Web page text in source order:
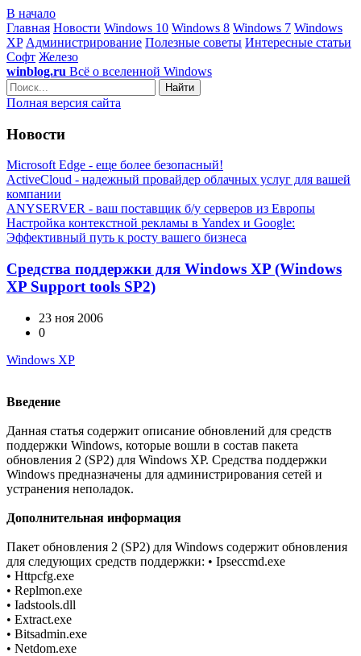
В начало
Главная Новости Windows 10 Windows 8 Windows 7 Windows
XP Администрирование Полезные советы Интересные статьи
Софт Железо
winblog.ru Всё о вселенной Windows
Найти
Полная версия сайта
Новости
Microsoft Edge - еще более безопасный!
ActiveCloud - надежный провайдер облачных услуг для вашей
компании
ANYSERVER - ваш поставщик б/у серверов из Европы
Настройка контекстной рекламы в Yandex и Google:
Эффективный путь к росту вашего бизнеса
Средства поддержки для Windows XP (Windows
XP Support tools SP2)
23 ноя 2006
0
Windows XP
Введение
Данная статья содержит описание обновлений для средств
поддержки Windows, которые вошли в состав пакета
обновления 2 (SP2) для Windows XP. Средства поддержки
Windows предназначены для администрирования сетей и
устранения неполадок.
Дополнительная информация
Пакет обновления 2 (SP2) для Windows содержит обновления
для следующих средств поддержки: • Ipseccmd.exe
• Httpcfg.exe
• Replmon.exe
• Iadstools.dll
• Extract.exe
• Bitsadmin.exe
• Netdom.exe